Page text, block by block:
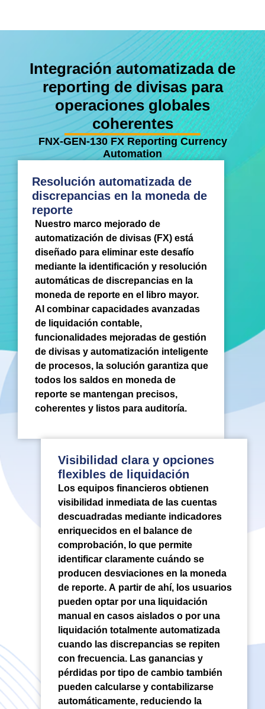
Integración automatizada de
reporting de divisas para
operaciones globales
coherentes
FNX-GEN-130 FX Reporting Currency
Automation
Resolución automatizada de
discrepancias en la moneda de
reporte
Nuestro marco mejorado de
automatización de divisas (FX) está
diseñado para eliminar este desafío
mediante la identificación y resolución
automáticas de discrepancias en la
moneda de reporte en el libro mayor.
Al combinar capacidades avanzadas
de liquidación contable,
funcionalidades mejoradas de gestión
de divisas y automatización inteligente
de procesos, la solución garantiza que
todos los saldos en moneda de
reporte se mantengan precisos,
coherentes y listos para auditoría.
Visibilidad clara y opciones
flexibles de liquidación
Los equipos financieros obtienen
visibilidad inmediata de las cuentas
descuadradas mediante indicadores
enriquecidos en el balance de
comprobación, lo que permite
identificar claramente cuándo se
producen desviaciones en la moneda
de reporte. A partir de ahí, los usuarios
pueden optar por una liquidación
manual en casos aislados o por una
liquidación totalmente automatizada
cuando las discrepancias se repiten
con frecuencia. Las ganancias y
pérdidas por tipo de cambio también
pueden calcularse y contabilizarse
automáticamente, reduciendo la